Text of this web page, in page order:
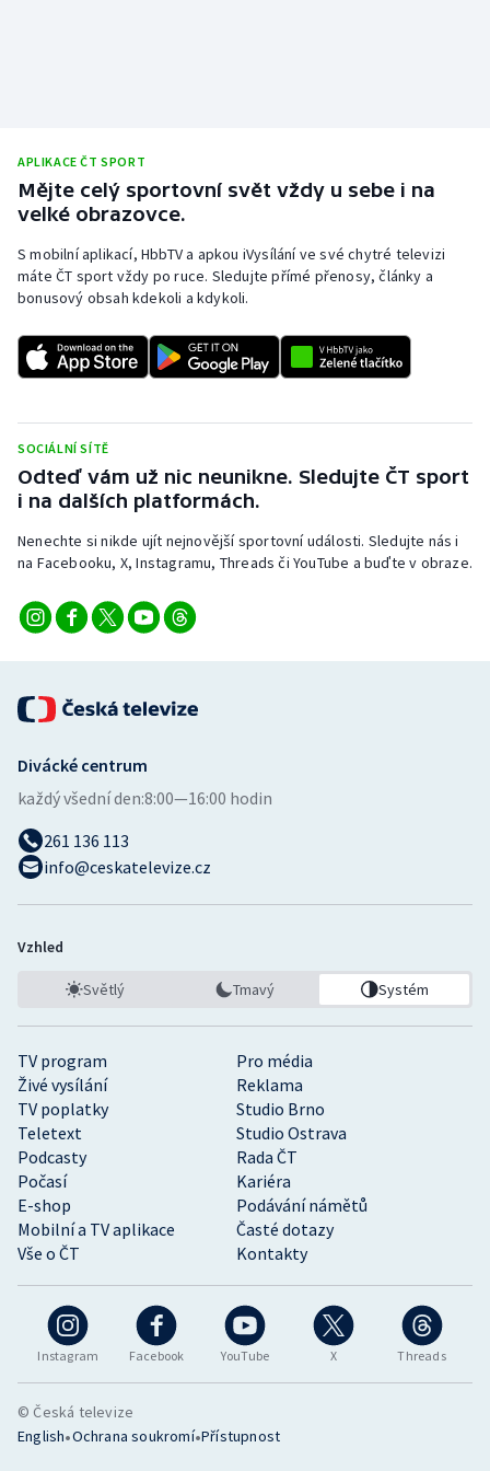
Plážový volejbal
Ragby
Rychlobruslení
Rychlostní kanoistika
Sportovní střelba
Stolní tenis
Triatlon
Veslování
Vodní slalom
Volejbal
Ostatní
APLIKACE ČT SPORT
Mějte celý sportovní svět vždy u sebe i na
velké obrazovce.
S mobilní aplikací, HbbTV a apkou iVysílání ve své chytré televizi
máte ČT sport vždy po ruce. Sledujte přímé přenosy, články a
bonusový obsah kdekoli a kdykoli.
SOCIÁLNÍ SÍTĚ
Odteď vám už nic neunikne. Sledujte ČT sport
i na dalších platformách.
Nenechte si nikde ujít nejnovější sportovní události. Sledujte nás i
na Facebooku, X, Instagramu, Threads či YouTube a buďte v obraze.
Instagram Facebook YouTube X Threads
TV program
Pro média
Živé vysílání
Reklama
TV poplatky
Studio Brno
Teletext
Studio Ostrava
Podcasty
Rada ČT
Počasí
Kariéra
E-shop
Podávání námětů
Mobilní a TV aplikace
Časté dotazy
Vše o ČT
Kontakty
Divácké centrum
každý všední den:8:00—16:00 hodin
261 136 113
info@ceskatelevize.cz
Vzhled
Světlý Tmavý Systém
© Česká televize
English•Ochrana soukromí•Přístupnost